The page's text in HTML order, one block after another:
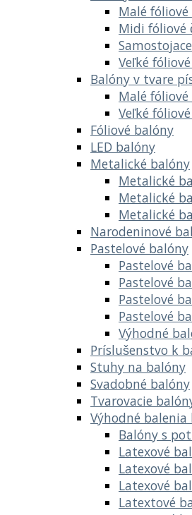
Malé
Midi fóliové
Veľké
Balóny v tvare
Malé
Veľké
Fóliové balóny
LED balóny
Metalické balóny
Metalické
Metalické
Metalické
Narodeninové
Pastelové balóny
Pastelové
Pastelové
Pastelové
Pastelové
Výhodné
Príslušenstvo k
Stuhy na balóny
Svadobné balóny
Tvarovacie
Výhodné balenia
Balóny s
Latexové
Latexové
Latexové
Latextové